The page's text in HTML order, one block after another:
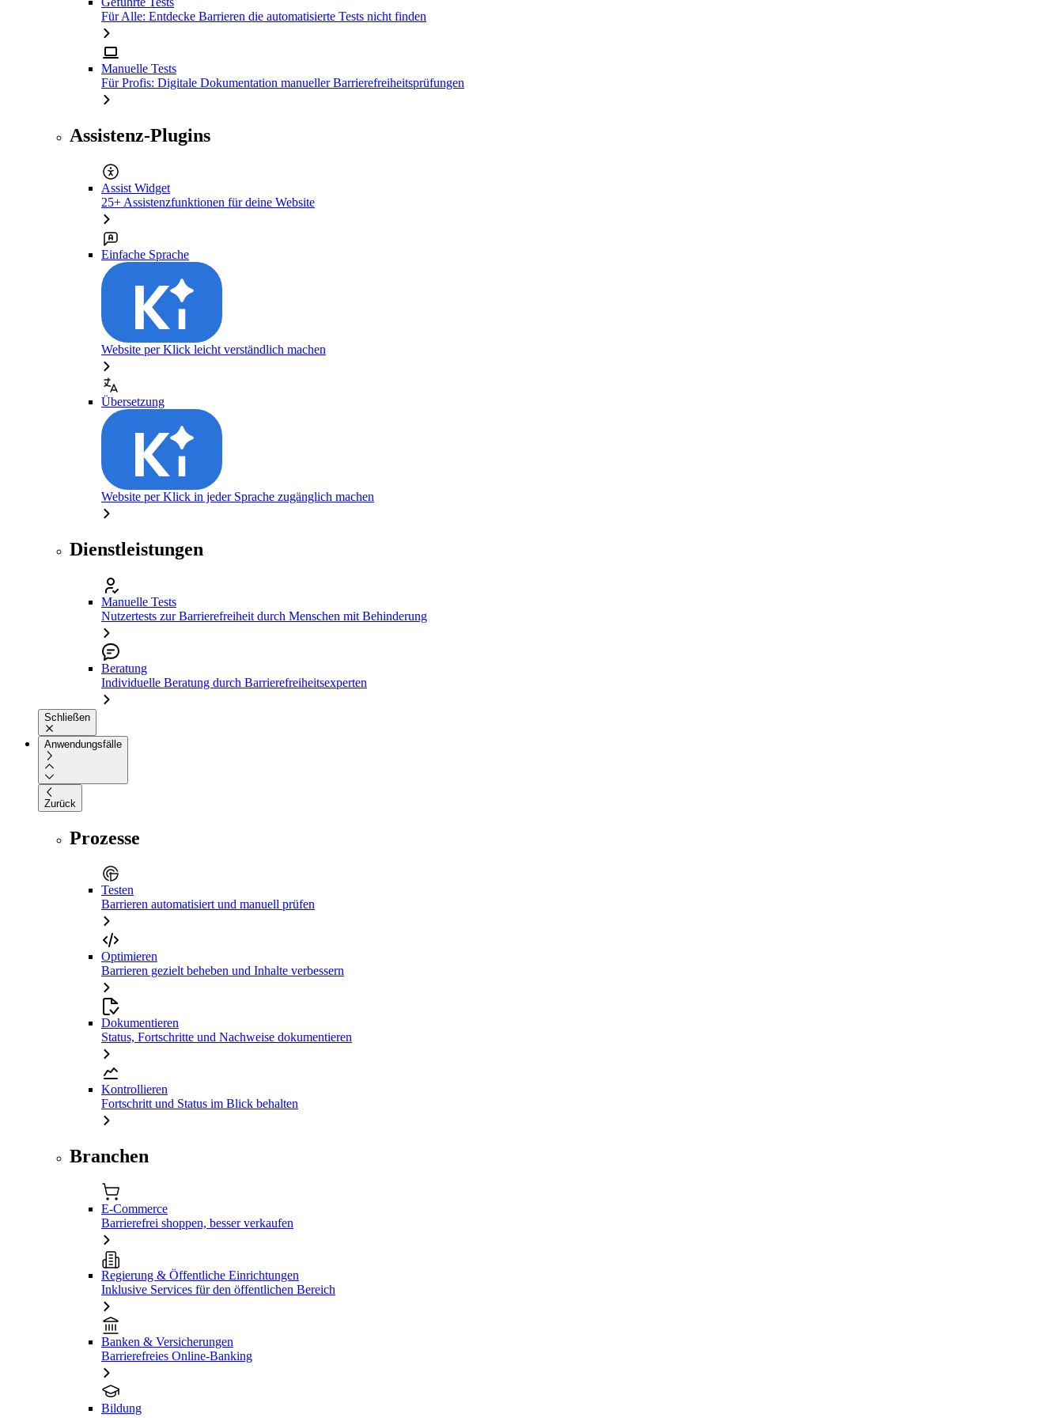
Für Alle: Entdecke Barrieren die automatisierte Tests nicht finden
Manuelle Tests
Für Profis: Digitale Dokumentation manueller Barrierefreiheitsprüfungen
Assistenz-Plugins
Assist Widget
25+ Assistenzfunktionen für deine Website
Einfache Sprache
Website per Klick leicht verständlich machen
Übersetzung
Website per Klick in jeder Sprache zugänglich machen
Dienstleistungen
Manuelle Tests
Nutzertests zur Barrierefreiheit durch Menschen mit Behinderung
Beratung
Individuelle Beratung durch Barrierefreiheitsexperten
Schließen
Anwendungsfälle
Zurück
Prozesse
Testen
Barrieren automatisiert und manuell prüfen
Optimieren
Barrieren gezielt beheben und Inhalte verbessern
Dokumentieren
Status, Fortschritte und Nachweise dokumentieren
Kontrollieren
Fortschritt und Status im Blick behalten
Branchen
E-Commerce
Barrierefrei shoppen, besser verkaufen
Regierung & Öffentliche Einrichtungen
Inklusive Services für den öffentlichen Bereich
Banken & Versicherungen
Barrierefreies Online-Banking
Bildung